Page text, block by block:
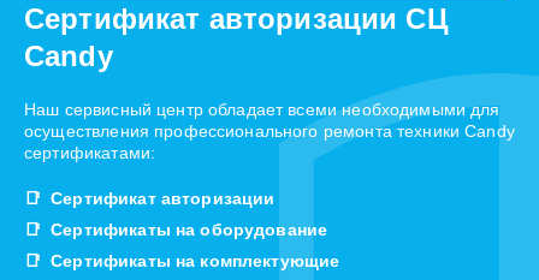
Сертификат авторизации СЦ
Candy
Наш сервисный центр обладает всеми необходимыми для
осуществления профессионального ремонта техники Candy
сертификатами:
Сертификат авторизации
Сертификаты на оборудование
Сертификаты на комплектующие